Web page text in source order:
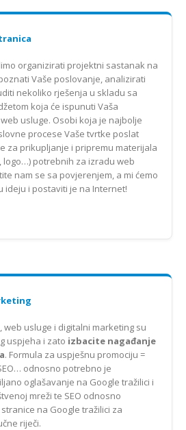
organizirati projektni sastanak na
Vaše poslovanje, analizirati
nekoliko rješenja u skladu sa
koja će ispunuti Vaša
usluge. Osobi koja je najbolje
procese Vaše tvrtke poslat
za prikupljanje i pripremu materijala
logo…) potrebnih za izradu web
nam se sa povjerenjem, a mi ćemo
ideju i postaviti je na Internet!
web usluge i digitalni marketing su
uspjeha i zato izbacite nagađanje
. Formula za uspješnu promociju =
odnosno potrebno je
oglašavanje na Google tražilici i
mreži te SEO odnosno
na Google tražilici za
riječi.